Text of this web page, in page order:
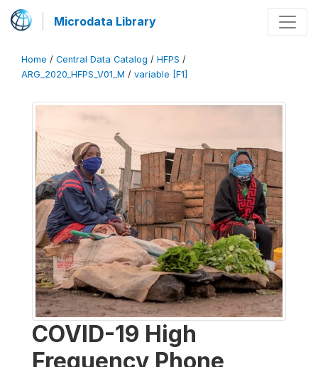
Microdata Library
Home / Central Data Catalog / HFPS /
ARG_2020_HFPS_V01_M / variable [F1]
COVID-19 High
Frequency Phone